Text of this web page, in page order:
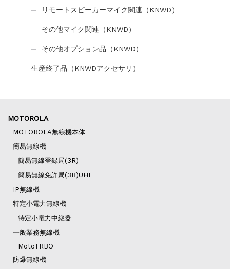
リモートスピーカーマイク関連（KNWD）
その他マイク関連（KNWD）
その他オプション品（KNWD）
生産終了品（KNWDアクセサリ）
MOTOROLA
MOTOROLA無線機本体
簡易無線機
簡易無線登録局(3R)
簡易無線免許局(3B)UHF
IP無線機
特定小電力無線機
特定小電力中継器
一般業務無線機
MotoTRBO
防爆無線機